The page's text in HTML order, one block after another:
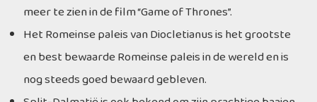
meer te zien in de film “Game of Thrones”.
Het Romeinse paleis van Diocletianus is het grootste
en best bewaarde Romeinse paleis in de wereld en is
nog steeds goed bewaard gebleven.